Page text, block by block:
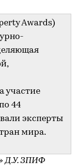
Awards)
участие
44
эксперты
мира.
Д.У. ЗПИФ